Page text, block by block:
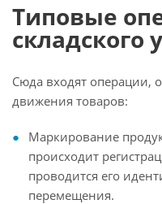
Типовые
складского
Сюда входят операции,
движения товаров:
Маркирование
происходит
проводится его
перемещения.